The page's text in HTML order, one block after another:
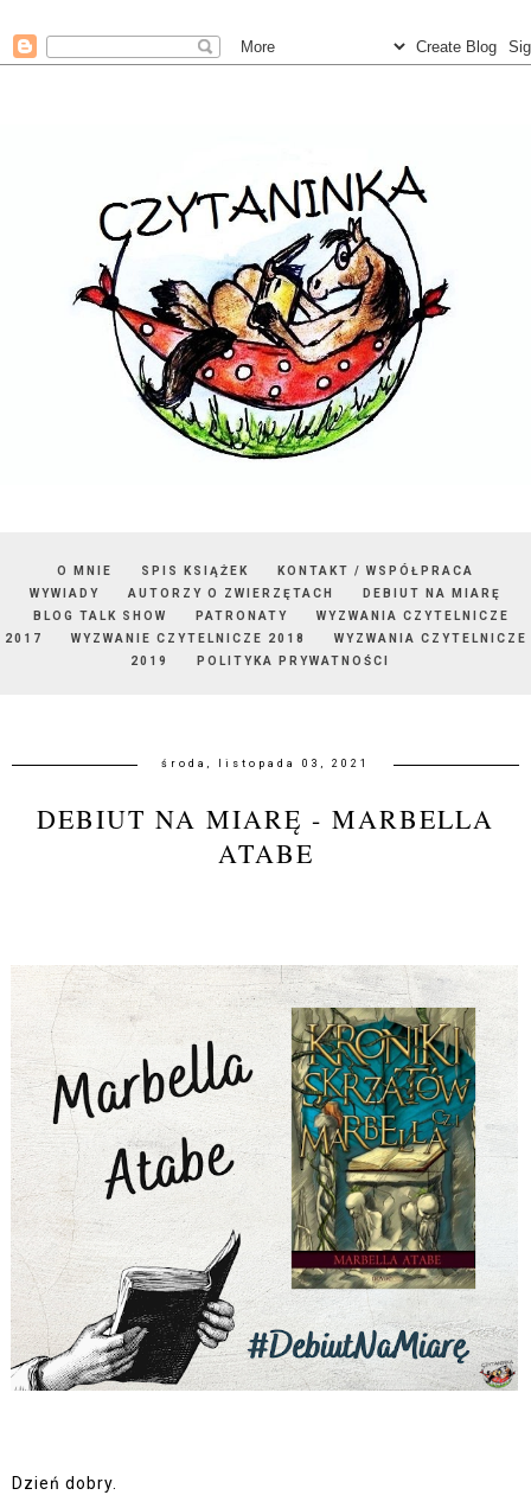
O MNIE SPIS KSIĄŻEK
KONTAKT / WSPÓŁPRACA
WYWIADY
AUTORZY O ZWIERZĘTACH
DEBIUT NA MIARĘ
BLOG TALK SHOW
PATRONATY
WYZWANIA CZYTELNICZE
2017
WYZWANIE CZYTELNICZE 2018
WYZWANIA CZYTELNICZE
2019
POLITYKA PRYWATNOŚCI
środa, listopada 03, 2021
DEBIUT NA MIARĘ - MARBELLA
ATABE
Dzień dobry.